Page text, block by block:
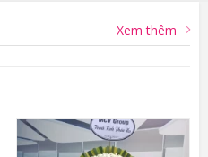
Xem thêm